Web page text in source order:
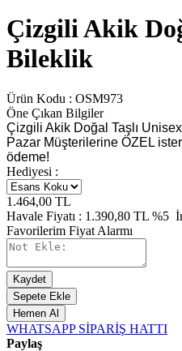
Çizgili Akik
Bileklik
Ürün Kodu : OSM973
Öne Çıkan Bilgiler
Çizgili Akik Doğal Taşlı
Pazar Müşterilerine ÖZEL
ödeme!
Hediyesi :
1.464,00 TL
Havale Fiyatı : 1.390,80 TL %5
Favorilerim Fiyat Alarmı
Kaydet
Sepete Ekle
Hemen Al
WHATSAPP SİPARİŞ HATTI
Paylaş